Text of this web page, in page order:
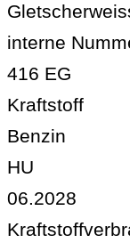
interne
416 EG
Kraftstoff
Benzin
HU
06.2028